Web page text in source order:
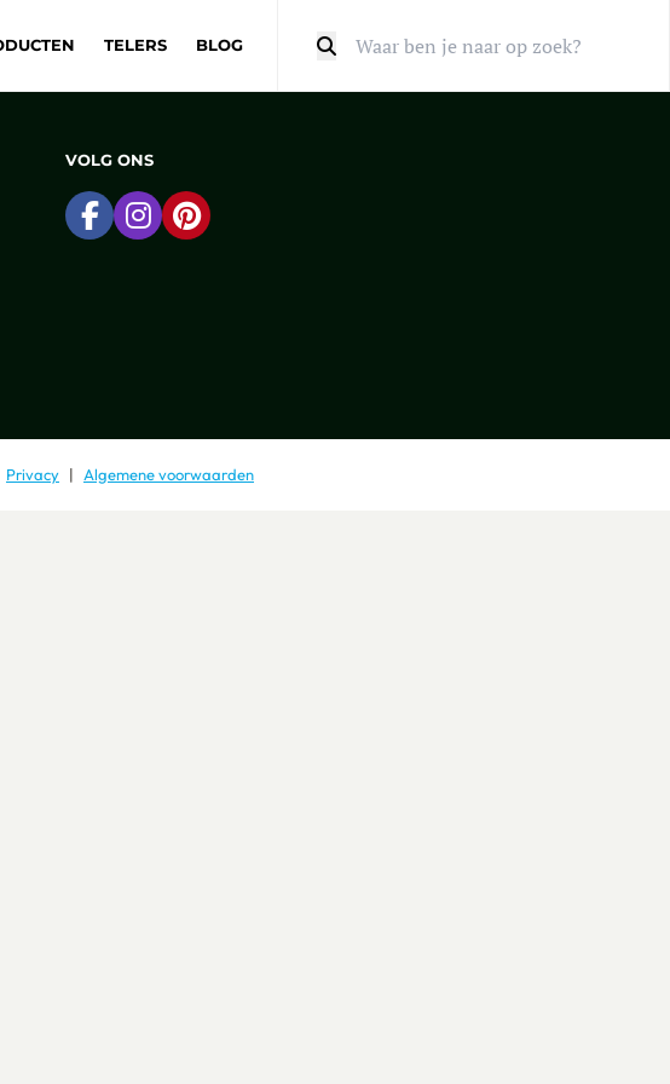
TELERS BLOG
VOLG ONS
Ga naar Facebook
Ga naar Instagram
Ga naar Pinterest
Privacy Algemene voorwaarden